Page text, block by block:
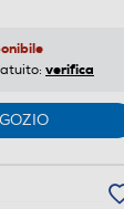
verifica